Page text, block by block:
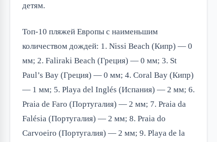
детям.
Топ-10 пляжей Европы с наименьшим
количеством дождей: 1. Nissi Beach (Кипр) — 0
мм; 2. Faliraki Beach (Греция) — 0 мм; 3. St
Paul’s Bay (Греция) — 0 мм; 4. Coral Bay (Кипр)
— 1 мм; 5. Playa del Inglés (Испания) — 2 мм; 6.
Praia de Faro (Португалия) — 2 мм; 7. Praia da
Falésia (Португалия) — 2 мм; 8. Praia do
Carvoeiro (Португалия) — 2 мм; 9. Playa de la